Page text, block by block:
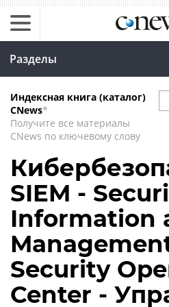
Разделы
Индексная книга (каталог)
CNews*
Получите все материалы
CNews по ключевому слову
SIEM -
Information
Security
Center -